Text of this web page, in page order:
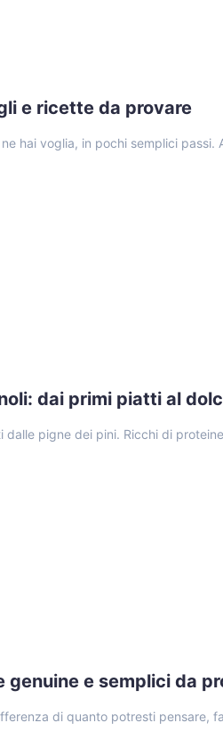
e ricette da provare
hai voglia, in pochi semplici passi.
dai primi piatti al
dalle pigne dei pini. Ricchi di
e semplici da
di quanto potresti pensare,